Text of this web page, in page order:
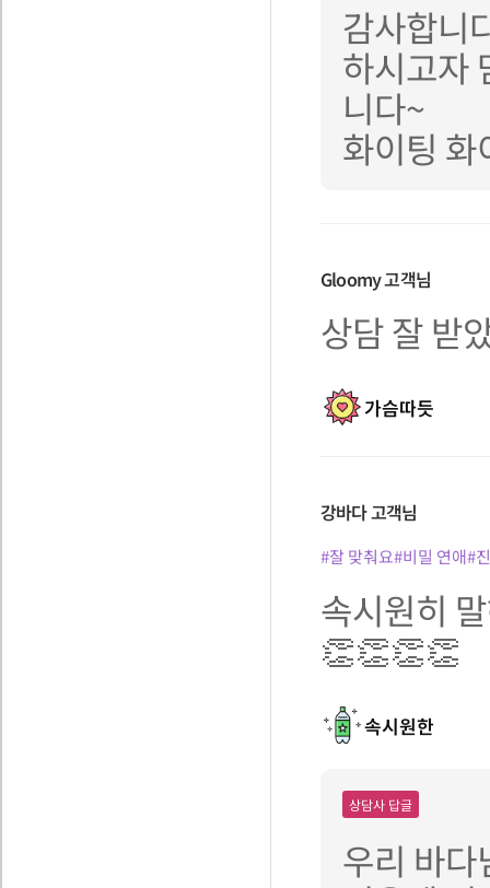
감사합니
하시고자
니다~
화이팅
Gloomy고객님
상담 잘 받
가슴따듯
강바다고객님
#잘 맞춰요#비밀 연애#
속시원히
👏👏👏👏
속시원한
상담사 답글
우리 바